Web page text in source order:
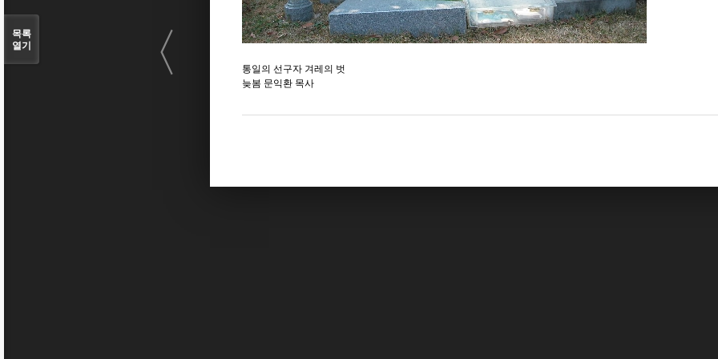
통일의 선구자 겨레의 벗
늦봄 문익환 목사
〈
목록
열기